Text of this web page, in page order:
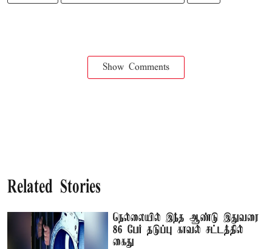
Show Comments
Related Stories
நெல்லையில் இந்த ஆண்டு இதுவரை
86 பேர் தடுப்பு காவல் சட்டத்தில்
கைது